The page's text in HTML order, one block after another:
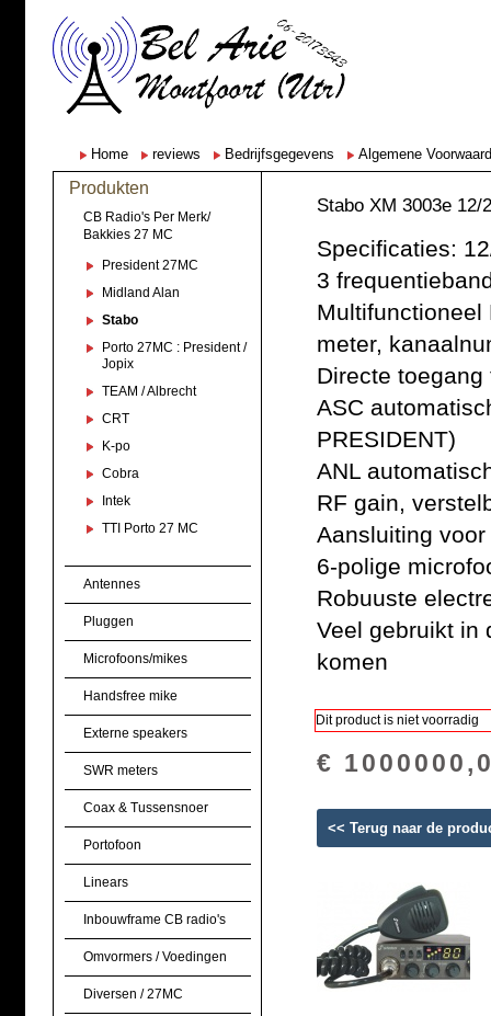
Home reviews Bedrijfsgegevens Algemene
Produkten
CB Radio's Per Merk/
Bakkies 27 MC
President 27MC
Midland Alan
Stabo
Porto 27MC : President /
Jopix
TEAM / Albrecht
CRT
K-po
Cobra
Intek
TTI Porto 27 MC
Antennes
Pluggen
Microfoons/mikes
Handsfree mike
Externe speakers
SWR meters
Coax & Tussensnoer
Portofoon
Linears
Inbouwframe CB radio's
Omvormers / Voedingen
Diversen / 27MC
Stabo XM 3003e
Specificaties:
3
Multifunctioneel
meter,
Directe
ASC
PRESIDENT)
ANL
RF gain,
Aansluiting
6-polige
Robuuste
Veel gebruikt in
komen
Dit product is niet voorradig
€
<< Terug naar de